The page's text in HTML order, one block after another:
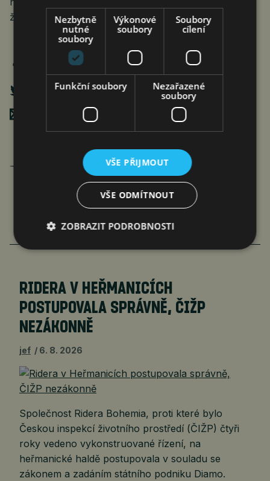
že si jako první dopřejí procházku českou přírodou.
Poslat mailem
Jan Ferenc
články autora >
RIDERA V HEŘMANICÍCH
POSTUPOVALA SPRÁVNĚ, ČIŽP
NEZÁKONNĚ
jef 6. 8. 2026
Společnost Ridera Bohemia, proti které bylo
Českou inspekcí životního prostředí (ČIŽP) čtyři
roky vedeno vykonstruované řízení, na
heřmanické haldě postupovala v souladu se
zákonem a zadáním státního podniku Diamo.
Nezbytně
nutné
soubory
Výkonové
soubory
Soubory
cílení
Funkční soubory
Nezařazené
soubory
VŠE PŘIJMOUT
VŠE ODMÍTNOUT
ZOBRAZIT PODROBNOSTI